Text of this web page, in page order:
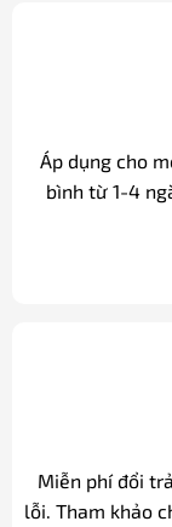
Áp dụng cho
bình từ 1-4
Miễn phí đổi
lỗi. Tham khảo